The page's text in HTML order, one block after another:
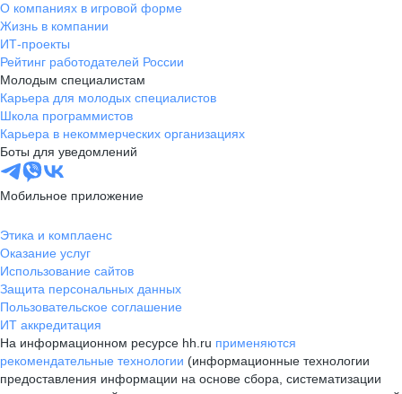
О компаниях в игровой форме
Жизнь в компании
ИТ-проекты
Рейтинг работодателей России
Молодым специалистам
Карьера для молодых специалистов
Школа программистов
Карьера в некоммерческих организациях
Боты для уведомлений
Мобильное приложение
Этика и комплаенс
Оказание услуг
Использование сайтов
Защита персональных данных
Пользовательское соглашение
ИТ аккредитация
На информационном ресурсе hh.ru применяются
рекомендательные технологии (информационные технологии
предоставления информации на основе сбора, систематизации